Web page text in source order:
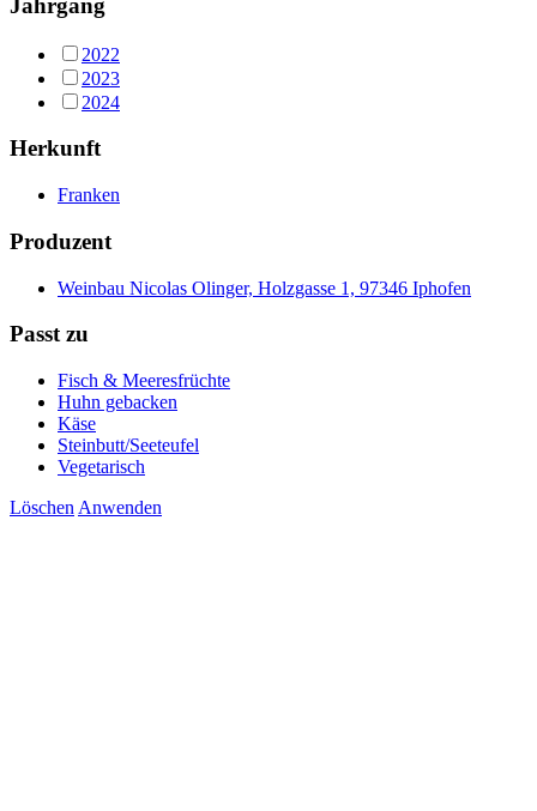
Jahrgang
2022
2023
2024
Herkunft
Franken
Produzent
Weinbau Nicolas Olinger, Holzgasse 1, 97346 Iphofen
Passt zu
Fisch & Meeresfrüchte
Huhn gebacken
Käse
Steinbutt/Seeteufel
Vegetarisch
Löschen Anwenden